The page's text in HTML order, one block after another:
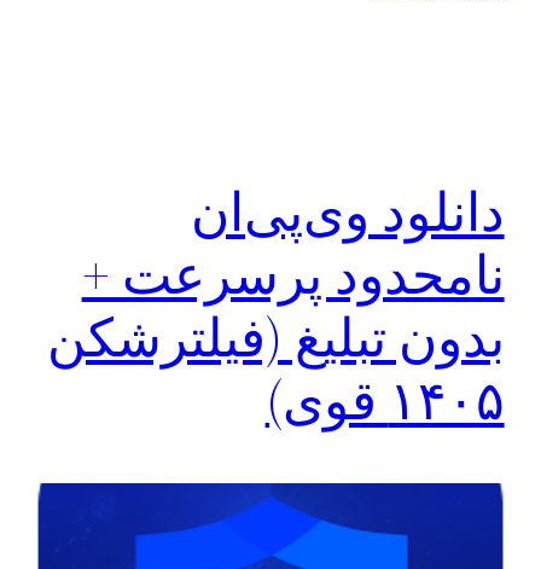
دانلود وی‌پی‌ان
نامحدود پرسرعت +
بدون تبلیغ (فیلترشکن
۱۴۰۵ قوی)